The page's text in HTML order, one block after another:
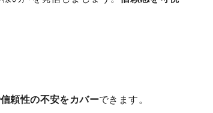
頼性の不安をカバーできます。